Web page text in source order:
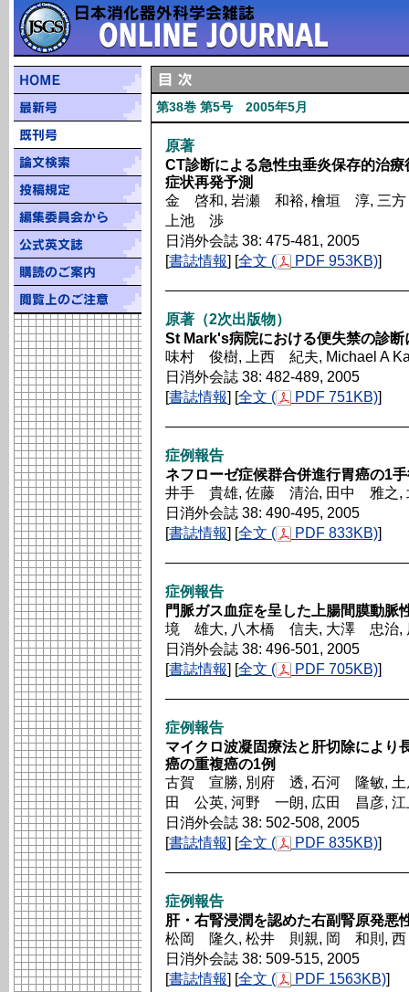
第38巻 第5号 2005年5月
原著
CT診断による急性虫垂炎保存的治
症状再発予測
金 啓和, 岩瀬 和裕, 檜垣 淳, 三
上池 渉
日消外会誌 38: 475-481, 2005
[書誌情報] [全文 ( PDF 953KB)]
原著（2次出版物）
St Mark's病院における便失禁の診断
味村 俊樹, 上西 紀夫, Michael A
日消外会誌 38: 482-489, 2005
[書誌情報] [全文 ( PDF 751KB)]
症例報告
ネフローゼ症候群合併進行胃癌の1
井手 貴雄, 佐藤 清治, 田中 雅之
日消外会誌 38: 490-495, 2005
[書誌情報] [全文 ( PDF 833KB)]
症例報告
門脈ガス血症を呈した上腸間膜動脈
境 雄大, 八木橋 信夫, 大澤 忠治,
日消外会誌 38: 496-501, 2005
[書誌情報] [全文 ( PDF 705KB)]
症例報告
マイクロ波凝固療法と肝切除により
癌の重複癌の1例
古賀 宣勝, 別府 透, 石河 隆敏,
田 公英, 河野 一朗, 広田 昌彦,
日消外会誌 38: 502-508, 2005
[書誌情報] [全文 ( PDF 835KB)]
症例報告
肝・右腎浸潤を認めた右副腎原発悪
松岡 隆久, 松井 則親, 岡 和則,
日消外会誌 38: 509-515, 2005
[書誌情報] [全文 ( PDF 1563KB)]